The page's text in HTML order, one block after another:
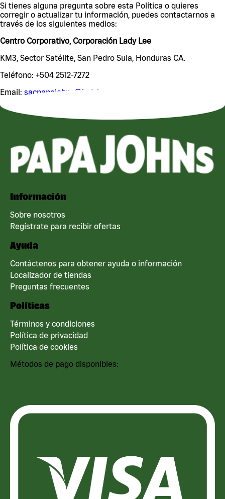
Si tienes alguna pregunta sobre esta Política o quieres
corregir o actualizar tu información, puedes contactarnos a
través de los siguientes medios:
Centro Corporativo, Corporación Lady Lee
KM3, Sector Satélite, San Pedro Sula, Honduras CA.
Teléfono: +504 2512-7272
Email: sacpapajohns@ladylee.com
Información
Sobre nosotros
Regístrate para recibir ofertas
Ayuda
Contáctenos para obtener ayuda o información
Localizador de tiendas
Preguntas frecuentes
Políticas
Términos y condiciones
Política de privacidad
Política de cookies
Métodos de pago disponibles: